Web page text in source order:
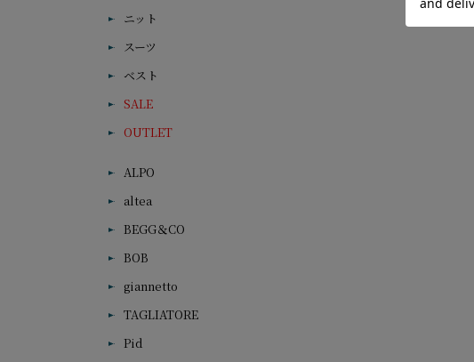
ニット
スーツ
ベスト
SALE
OUTLET
ALPO
altea
BEGG＆CO
BOB
giannetto
TAGLIATORE
Pid